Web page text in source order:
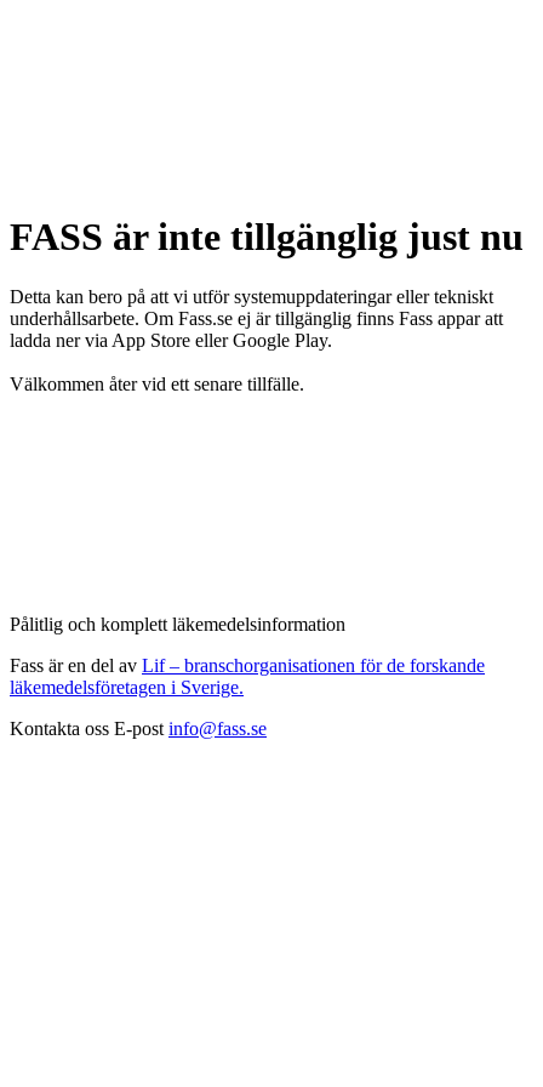
FASS är inte tillgänglig just nu
Detta kan bero på att vi utför systemuppdateringar eller tekniskt
underhållsarbete. Om Fass.se ej är tillgänglig finns Fass appar att
ladda ner via App Store eller Google Play.
Välkommen åter vid ett senare tillfälle.
Pålitlig och komplett läkemedelsinformation
Fass är en del av Lif – branschorganisationen för de forskande
läkemedelsföretagen i Sverige.
Kontakta oss E-post info@fass.se